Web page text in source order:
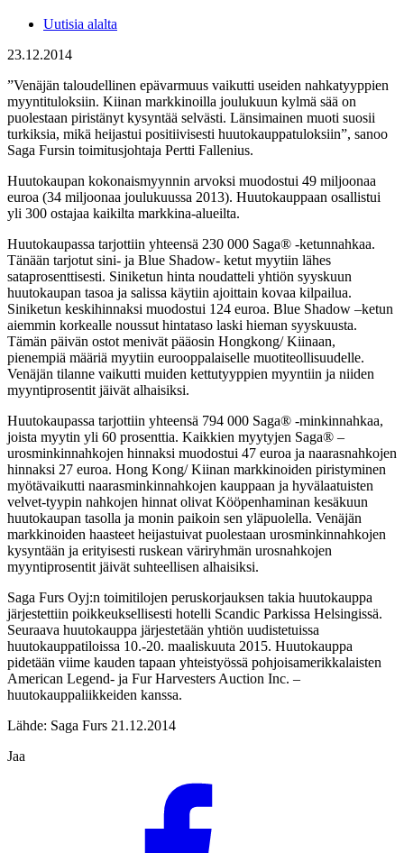
Uutisia alalta
23.12.2014
”Venäjän taloudellinen epävarmuus vaikutti useiden nahkatyyppien
myyntituloksiin. Kiinan markkinoilla joulukuun kylmä sää on
puolestaan piristänyt kysyntää selvästi. Länsimainen muoti suosii
turkiksia, mikä heijastui positiivisesti huutokauppatuloksiin”, sanoo
Saga Fursin toimitusjohtaja Pertti Fallenius.
Huutokaupan kokonaismyynnin arvoksi muodostui 49 miljoonaa
euroa (34 miljoonaa joulukuussa 2013). Huutokauppaan osallistui
yli 300 ostajaa kaikilta markkina-alueilta.
Huutokaupassa tarjottiin yhteensä 230 000 Saga® -ketunnahkaa.
Tänään tarjotut sini- ja Blue Shadow- ketut myytiin lähes
sataprosenttisesti. Siniketun hinta noudatteli yhtiön syyskuun
huutokaupan tasoa ja salissa käytiin ajoittain kovaa kilpailua.
Siniketun keskihinnaksi muodostui 124 euroa. Blue Shadow –ketun
aiemmin korkealle noussut hintataso laski hieman syyskuusta.
Tämän päivän ostot menivät pääosin Hongkong/ Kiinaan,
pienempiä määriä myytiin eurooppalaiselle muotiteollisuudelle.
Venäjän tilanne vaikutti muiden kettutyyppien myyntiin ja niiden
myyntiprosentit jäivät alhaisiksi.
Huutokaupassa tarjottiin yhteensä 794 000 Saga® -minkinnahkaa,
joista myytin yli 60 prosenttia. Kaikkien myytyjen Saga® –
urosminkinnahkojen hinnaksi muodostui 47 euroa ja naarasnahkojen
hinnaksi 27 euroa. Hong Kong/ Kiinan markkinoiden piristyminen
myötävaikutti naarasminkinnahkojen kauppaan ja hyvälaatuisten
velvet-tyypin nahkojen hinnat olivat Kööpenhaminan kesäkuun
huutokaupan tasolla ja monin paikoin sen yläpuolella. Venäjän
markkinoiden haasteet heijastuivat puolestaan urosminkinnahkojen
kysyntään ja erityisesti ruskean väriryhmän urosnahkojen
myyntiprosentit jäivät suhteellisen alhaisiksi.
Saga Furs Oyj:n toimitilojen peruskorjauksen takia huutokauppa
järjestettiin poikkeuksellisesti hotelli Scandic Parkissa Helsingissä.
Seuraava huutokauppa järjestetään yhtiön uudistetuissa
huutokauppatiloissa 10.-20. maaliskuuta 2015. Huutokauppa
pidetään viime kauden tapaan yhteistyössä pohjoisamerikkalaisten
American Legend- ja Fur Harvesters Auction Inc. –
huutokauppaliikkeiden kanssa.
Lähde: Saga Furs 21.12.2014
Jaa